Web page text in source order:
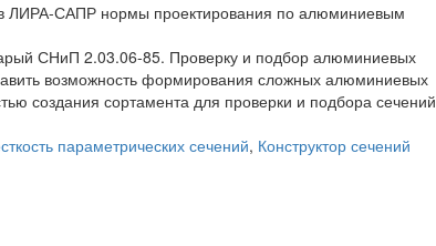
ЛИРА-САПР нормы проектирования по алюминиевым
СНиП 2.03.06-85. Проверку и подбор алюминиевых
возможность формирования сложных алюминиевых
создания сортамента для проверки и подбора сечений
параметрических сечений, Конструктор сечений